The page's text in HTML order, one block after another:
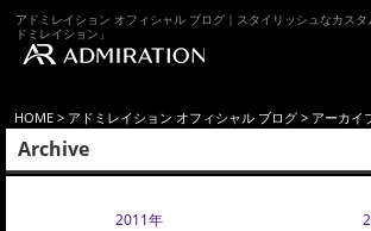
アドミレイション オフィシャル ブログ｜スタイリッシュなカス
ドミレイション」
HOME > アドミレイション オフィシャル ブログ > アーカイ
Archive
2011年